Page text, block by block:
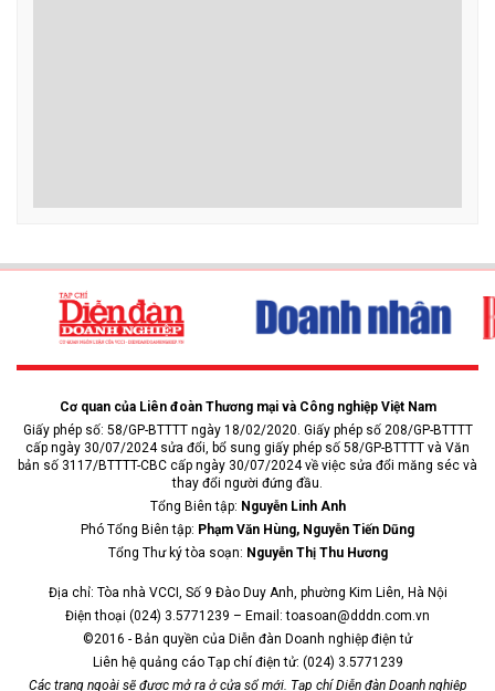
Cơ quan của Liên đoàn Thương mại và Công nghiệp Việt Nam
Giấy phép số: 58/GP-BTTTT ngày 18/02/2020. Giấy phép số 208/GP-BTTTT
cấp ngày 30/07/2024 sửa đổi, bổ sung giấy phép số 58/GP-BTTTT và Văn
bản số 3117/BTTTT-CBC cấp ngày 30/07/2024 về việc sửa đổi măng séc và
thay đổi người đứng đầu.
Tổng Biên tập: Nguyễn Linh Anh
Phó Tổng Biên tập: Phạm Văn Hùng, Nguyễn Tiến Dũng
Tổng Thư ký tòa soạn: Nguyễn Thị Thu Hương
Địa chỉ: Tòa nhà VCCI, Số 9 Đào Duy Anh, phường Kim Liên, Hà Nội
Điện thoại (024) 3.5771239 – Email: toasoan@dddn.com.vn
©2016 - Bản quyền của Diễn đàn Doanh nghiệp điện tử
Liên hệ quảng cáo Tạp chí điện tử: (024) 3.5771239
Các trang ngoài sẽ được mở ra ở cửa sổ mới. Tạp chí Diễn đàn Doanh nghiệp